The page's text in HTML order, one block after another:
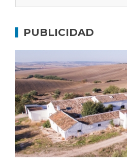
concentración nazis
Bornos
El Frente Popular. Ubrique,
Juntar las letras. La
afán de saber a la
Historia y vivencias del
PUBLICIDAD